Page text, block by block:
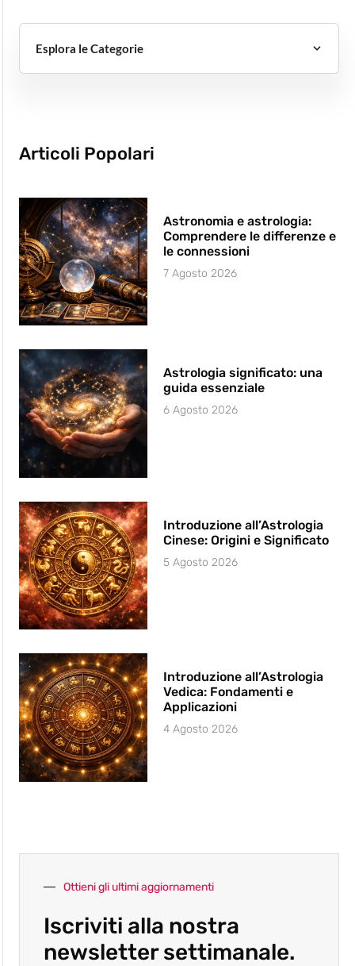
Esplora le Categorie
Articoli Popolari
Astronomia e astrologia:
Comprendere le differenze e
le connessioni
7 Agosto 2026
Astrologia significato: una
guida essenziale
6 Agosto 2026
Introduzione all’Astrologia
Cinese: Origini e Significato
5 Agosto 2026
Introduzione all’Astrologia
Vedica: Fondamenti e
Applicazioni
4 Agosto 2026
Ottieni gli ultimi aggiornamenti
Iscriviti alla nostra
newsletter settimanale.